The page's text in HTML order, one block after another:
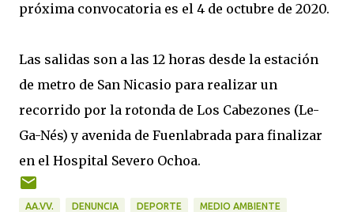
próxima convocatoria es el 4 de octubre de 2020.
Las salidas son a las 12 horas desde la estación
de metro de San Nicasio para realizar un
recorrido por la rotonda de Los Cabezones (Le-
Ga-Nés) y avenida de Fuenlabrada para finalizar
en el Hospital Severo Ochoa.
AA.VV. DENUNCIA DEPORTE MEDIO AMBIENTE